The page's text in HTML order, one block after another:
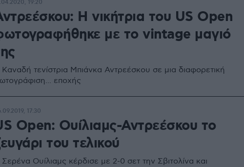
Η νικήτρια του US Open
με το vintage μαγιό
τενίστρια Μπιάνκα Αντρεέσκου σε μια διαφορετική
εποχής
19:20
Open: Ουίλιαμς-Αντρεέσκου το
του τελικού
Ουίλιαμς κέρδισε με 2-0 σετ την Σβιτολίνα και
17:30